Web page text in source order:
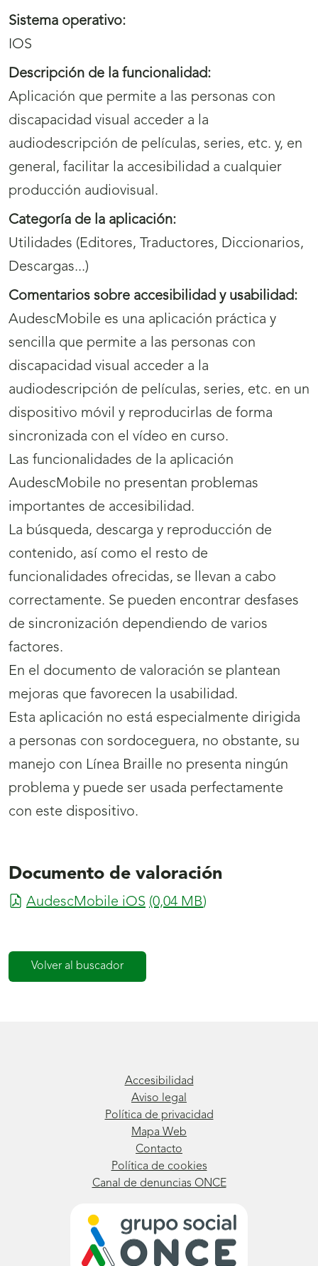
Sistema operativo:
IOS
Descripción de la funcionalidad:
Aplicación que permite a las personas con
discapacidad visual acceder a la
audiodescripción de películas, series, etc. y, en
general, facilitar la accesibilidad a cualquier
producción audiovisual.
Categoría de la aplicación:
Utilidades (Editores, Traductores, Diccionarios,
Descargas...)
Comentarios sobre accesibilidad y usabilidad:
AudescMobile es una aplicación práctica y
sencilla que permite a las personas con
discapacidad visual acceder a la
audiodescripción de películas, series, etc. en un
dispositivo móvil y reproducirlas de forma
sincronizada con el vídeo en curso.
Las funcionalidades de la aplicación
AudescMobile no presentan problemas
importantes de accesibilidad.
La búsqueda, descarga y reproducción de
contenido, así como el resto de
funcionalidades ofrecidas, se llevan a cabo
correctamente. Se pueden encontrar desfases
de sincronización dependiendo de varios
factores.
En el documento de valoración se plantean
mejoras que favorecen la usabilidad.
Esta aplicación no está especialmente dirigida
a personas con sordoceguera, no obstante, su
manejo con Línea Braille no presenta ningún
problema y puede ser usada perfectamente
con este dispositivo.
Documento de valoración
AudescMobile iOS (0,04 MB)
Volver al buscador
Accesibilidad
Aviso legal
Política de privacidad
Mapa Web
Contacto
Política de cookies
Canal de denuncias ONCE